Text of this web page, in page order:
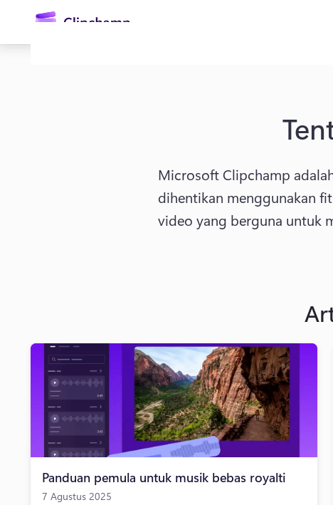
Microsoft Clipchamp
dihentikan menggunakan
video yang berguna untuk
Panduan pemula untuk musik bebas royalti
7 Agustus 2025